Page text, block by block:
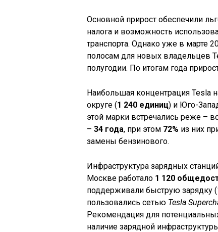
Основной прирост обеспечили
налога и возможность
транспорта. Однако уже в марте
полосам для новых владельцев
полугодии. По итогам года
Наибольшая концентрация Tesla
округе (1 240 единиц) и Юго-
этой марки встречались реже –
– 34 года, при этом 72% из них
замены бензинового.
Инфраструктура зарядных
Москве работало 1 120
поддерживали быструю зарядку
пользовались сетью Tesla
Рекомендация для
наличие зарядной